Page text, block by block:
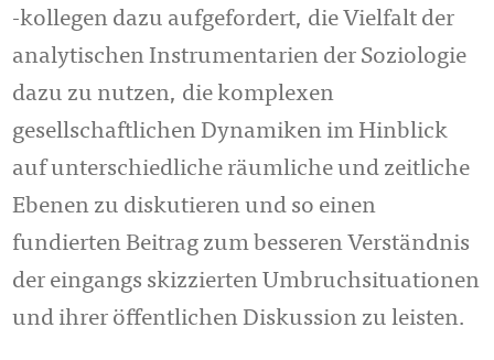
-kollegen dazu aufgefordert, die Vielfalt der
analytischen Instrumentarien der Soziologie
dazu zu nutzen, die komplexen
gesellschaftlichen Dynamiken im Hinblick
auf unterschiedliche räumliche und zeitliche
Ebenen zu diskutieren und so einen
fundierten Beitrag zum besseren Verständnis
der eingangs skizzierten Umbruchsituationen
und ihrer öffentlichen Diskussion zu leisten.